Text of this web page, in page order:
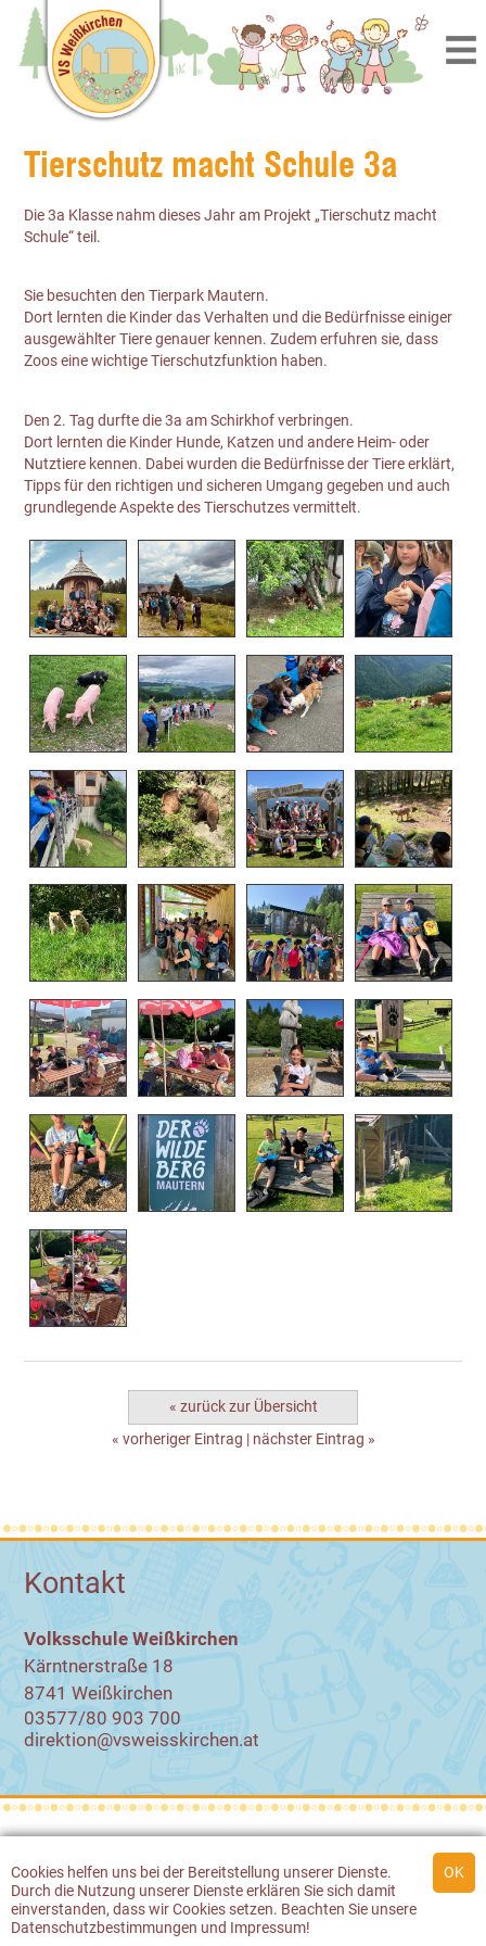
Cookies helfen uns bei der Bereitstellung unserer Dienste.
Durch die Nutzung unserer Dienste erklären Sie sich damit
einverstanden, dass wirCookiessetzen. Beachten Sie unsere
Datenschutzbestimmungen und Impressum!
Tierschutz macht Schule 3a
Die 3a Klasse nahm dieses Jahr am Projekt „Tierschutz macht
Schule“ teil.
Sie besuchten den Tierpark Mautern.
Dort lernten die Kinder das Verhalten und die Bedürfnisse einiger
ausgewählter Tiere genauer kennen. Zudem erfuhren sie, dass
Zoos eine wichtige Tierschutzfunktion haben.
Den 2. Tag durfte die 3a am Schirkhof verbringen.
Dort lernten die Kinder Hunde, Katzen und andere Heim- oder
Nutztiere kennen. Dabei wurden die Bedürfnisse der Tiere erklärt,
Tipps für den richtigen und sicheren Umgang gegeben und auch
grundlegende Aspekte des Tierschutzes vermittelt.
« zurück zur Übersicht
« vorheriger Eintrag | nächster Eintrag »
Kontakt
Volksschule Weißkirchen
Kärntnerstraße 18
8741 Weißkirchen
03577/80 903 700
direktion@vsweisskirchen.at
© 2026 Volksschule Weißkirchen
Werbeagentur Gössler & Sailer